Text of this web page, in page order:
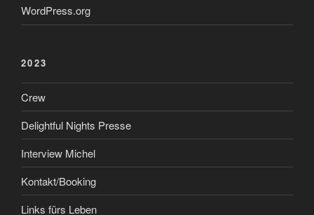
WordPress.org
2023
Crew
Delightful Nights Presse
Interview Michel
Kontakt/Booking
Links fürs Leben